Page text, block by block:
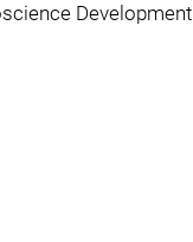
Development